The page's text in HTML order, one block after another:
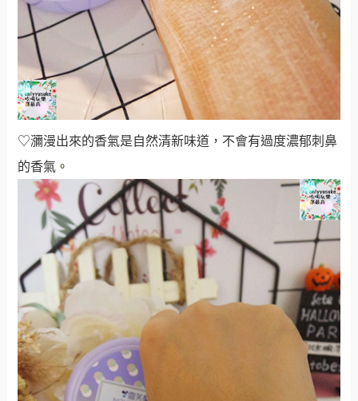
♡瀰漫出來的香氣是自然清新味道，不會有過度濃郁刺鼻
的香氣 。